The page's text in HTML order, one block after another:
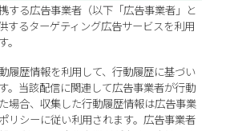
する広告事業者（以下「広告事業者」と
するターゲティング広告サービスを利用
。
履歴情報を利用して、行動履歴に基づい
。当該配信に関連して広告事業者が行動
場合、収集した行動履歴情報は広告事業
リシーに従い利用されます。広告事業者